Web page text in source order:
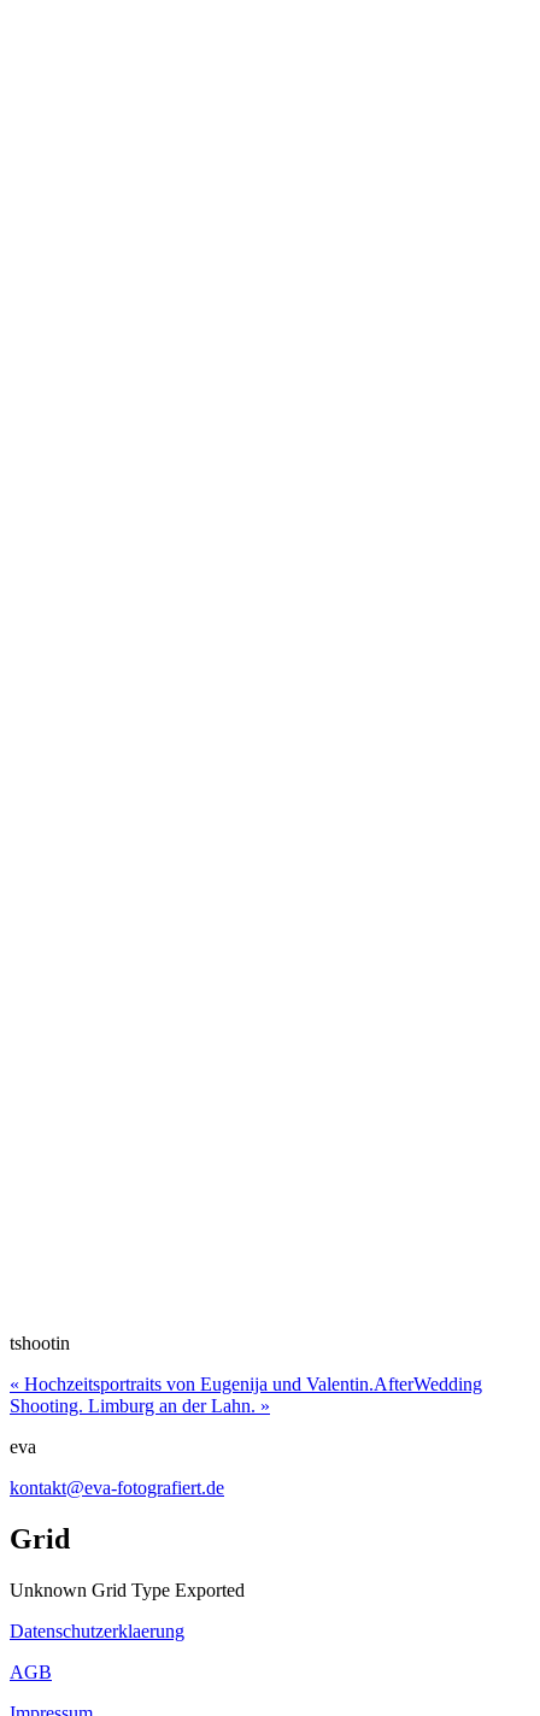
tshootin
« Hochzeitsportraits von Eugenija und Valentin.AfterWedding
Shooting. Limburg an der Lahn. »
eva
kontakt@eva-fotografiert.de
Grid
Unknown Grid Type Exported
Datenschutzerklaerung
AGB